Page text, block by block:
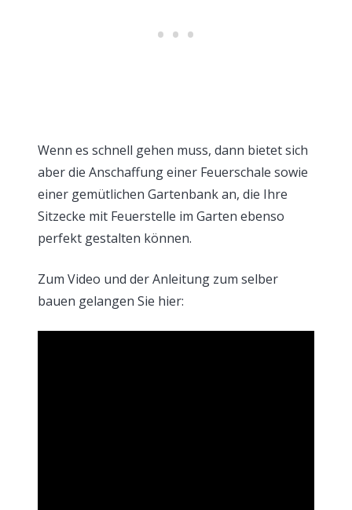
Wenn es schnell gehen muss, dann bietet sich
aber die Anschaffung einer Feuerschale sowie
einer gemütlichen Gartenbank an, die Ihre
Sitzecke mit Feuerstelle im Garten ebenso
perfekt gestalten können.
Zum Video und der Anleitung zum selber
bauen gelangen Sie hier: